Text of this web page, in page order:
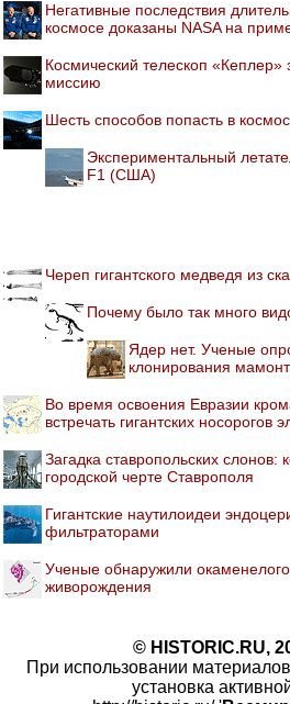
Негативные последствия
космосе доказаны NASA на
Космический телескоп
миссию
Шесть способов попасть в
Экспериментальный
F1 (США)
Череп гигантского медведя из
Почему было так много
Ядер нет. Ученые
клонирования
Во время освоения Евразии
встречать гигантских носорогов
Загадка ставропольских слонов:
городской черте Ставрополя
Гигантские наутилоидеи
фильтраторами
Ученые обнаружили
живорождения
© HISTORIC.RU,
При использовании
установка